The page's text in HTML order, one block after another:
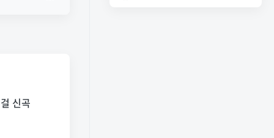
신곡